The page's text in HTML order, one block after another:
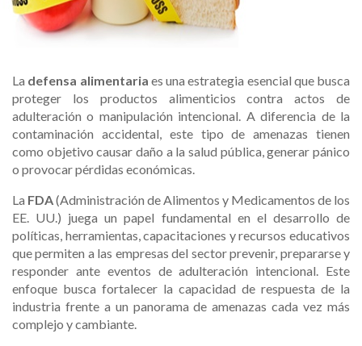
La defensa alimentaria es una estrategia esencial que busca
proteger los productos alimenticios contra actos de
adulteración o manipulación intencional. A diferencia de la
contaminación accidental, este tipo de amenazas tienen
como objetivo causar daño a la salud pública, generar pánico
o provocar pérdidas económicas.
La FDA(Administración de Alimentos y Medicamentos de los
EE. UU.) juega un papel fundamental en el desarrollo de
políticas, herramientas, capacitaciones y recursos educativos
que permiten a las empresas del sector prevenir, prepararse y
responder ante eventos de adulteración intencional. Este
enfoque busca fortalecer la capacidad de respuesta de la
industria frente a un panorama de amenazas cada vez más
complejo y cambiante.